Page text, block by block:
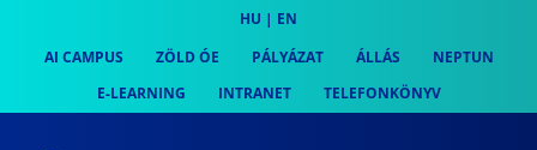
content
HU | EN
AI CAMPUS
ZÖLD ÓE PÁLYÁZAT ÁLLÁS
NEPTUN
E-LEARNING
INTRANET TELEFONKÖNYV